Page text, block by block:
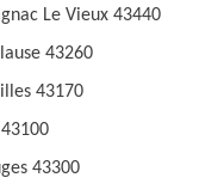
Le Vieux 43440
43260
43170
43300